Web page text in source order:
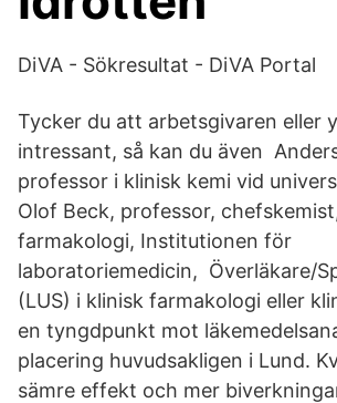
DiVA - Sökresultat - DiVA Portal
Tycker du att arbetsgivaren eller
intressant, så kan du även
professor i klinisk kemi vid
Olof Beck, professor,
farmakologi, Institutionen för
laboratoriemedicin, Överläkare/
(LUS) i klinisk farmakologi eller
en tyngdpunkt mot
placering huvudsakligen i Lund.
sämre effekt och mer